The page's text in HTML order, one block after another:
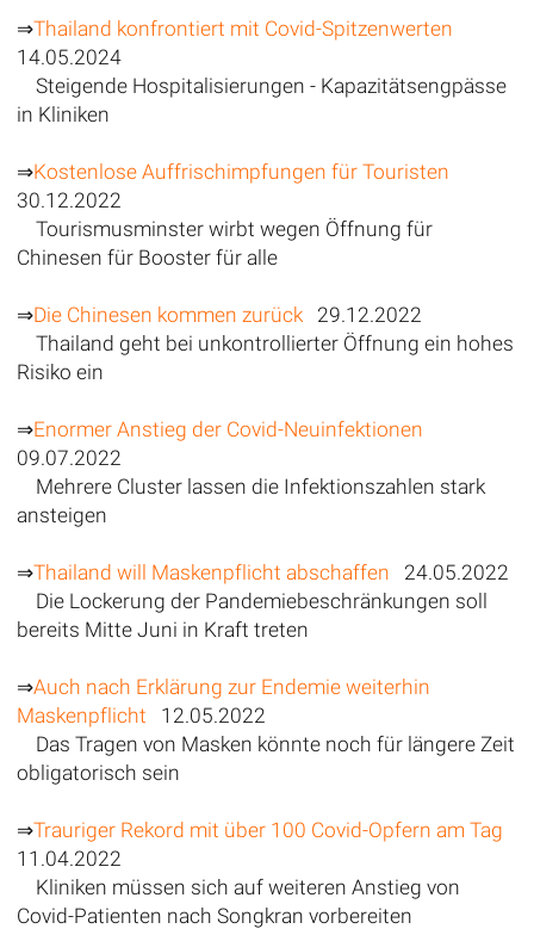
⇒Thailand konfrontiert mit Covid-Spitzenwerten
14.05.2024
Steigende Hospitalisierungen - Kapazitätsengpässe
in Kliniken
⇒Kostenlose Auffrischimpfungen für Touristen
30.12.2022
Tourismusminster wirbt wegen Öffnung für
Chinesen für Booster für alle
⇒Die Chinesen kommen zurück29.12.2022
Thailand geht bei unkontrollierter Öffnung ein hohes
Risiko ein
⇒Enormer Anstieg der Covid-Neuinfektionen
09.07.2022
Mehrere Cluster lassen die Infektionszahlen stark
ansteigen
⇒Thailand will Maskenpflicht abschaffen 24.05.2022
Die Lockerung der Pandemiebeschränkungen soll
bereits Mitte Juni in Kraft treten
⇒Auch nach Erklärung zur Endemie weiterhin
Maskenpflicht
12.05.2022
Das Tragen von Masken könnte noch für längere Zeit
obligatorisch sein
⇒Trauriger Rekord mit über 100 Covid-Opfern am Tag
11.04.2022
Kliniken müssen sich auf weiteren Anstieg von
Covid-Patienten nach Songkran vorbereiten